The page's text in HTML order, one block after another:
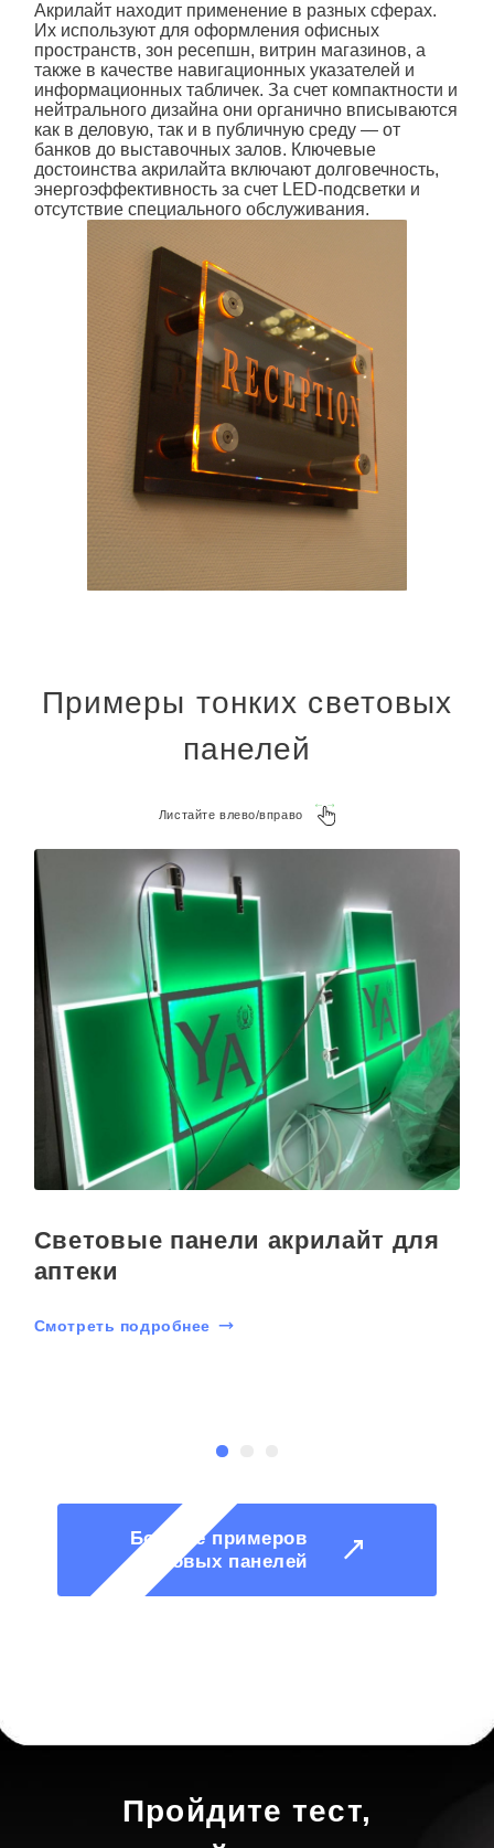
Акрилайт находит применение в разных сферах.
Их используют для оформления офисных
пространств, зон ресепшн, витрин магазинов, а
также в качестве навигационных указателей и
информационных табличек. За счет компактности и
нейтрального дизайна они органично вписываются
как в деловую, так и в публичную среду — от
банков до выставочных залов. Ключевые
достоинства акрилайта включают долговечность,
энергоэффективность за счет LED-подсветки и
отсутствие специального обслуживания.
Примеры тонких световых
панелей
Листайте влево/вправо
Световые панели акрилайт для
аптеки
Смотреть подробнее
Больше примеров
световых панелей
Пройдите тест,